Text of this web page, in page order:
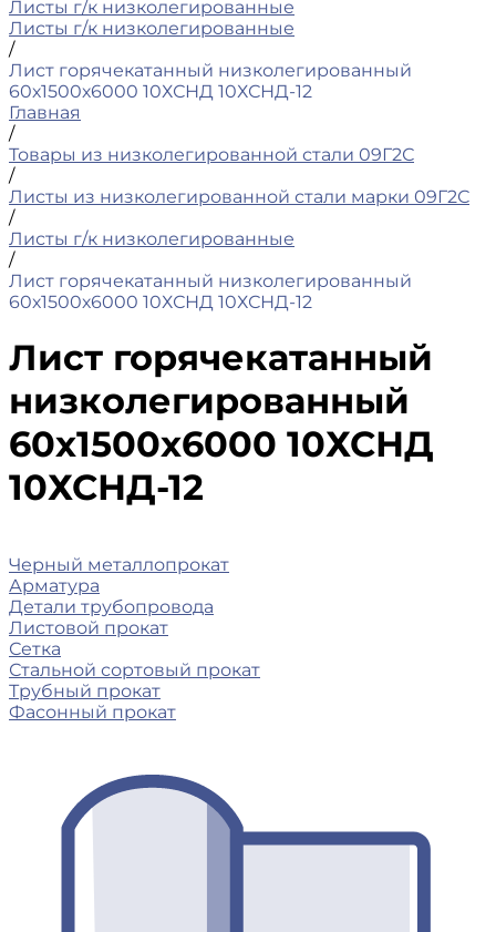
Листы г/к низколегированные
Листы г/к низколегированные
/
Лист горячекатанный низколегированный
60х1500х6000 10ХСНД 10ХСНД-12
Главная
/
Товары из низколегированной стали 09Г2С
/
Листы из низколегированной стали марки 09Г2С
/
Листы г/к низколегированные
/
Лист горячекатанный низколегированный
60х1500х6000 10ХСНД 10ХСНД-12
Лист горячекатанный
низколегированный
60х1500х6000 10ХСНД
10ХСНД-12
Черный металлопрокат
Арматура
Детали трубопровода
Листовой прокат
Сетка
Стальной сортовый прокат
Трубный прокат
Фасонный прокат